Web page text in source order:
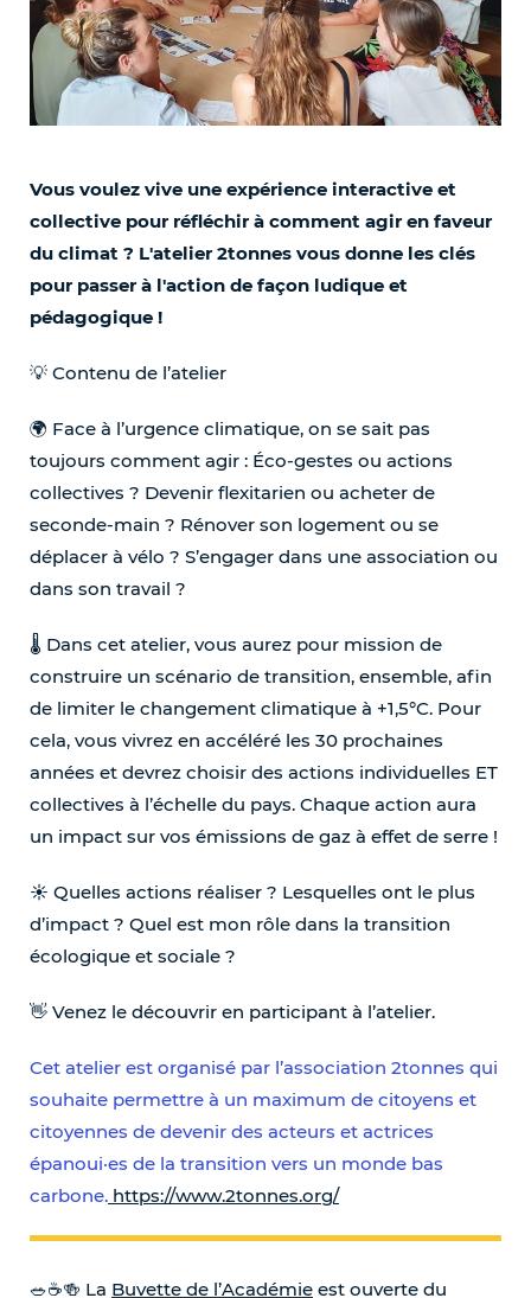
Vous voulez vive une expérience interactive et
collective pour réfléchir à comment agir en faveur
du climat ? L'atelier 2tonnes vous donne les clés
pour passer à l'action de façon ludique et
pédagogique !
💡 Contenu de l’atelier
🌍 Face à l’urgence climatique, on se sait pas
toujours comment agir : Éco-gestes ou actions
collectives ? Devenir flexitarien ou acheter de
seconde-main ? Rénover son logement ou se
déplacer à vélo ? S’engager dans une association ou
dans son travail ?
🌡️ Dans cet atelier, vous aurez pour mission de
construire un scénario de transition, ensemble, afin
de limiter le changement climatique à +1,5°C. Pour
cela, vous vivrez en accéléré les 30 prochaines
années et devrez choisir des actions individuelles ET
collectives à l’échelle du pays. Chaque action aura
un impact sur vos émissions de gaz à effet de serre !
☀️ Quelles actions réaliser ? Lesquelles ont le plus
d’impact ? Quel est mon rôle dans la transition
écologique et sociale ?
👋 Venez le découvrir en participant à l’atelier.
Cet atelier est organisé par l’association 2tonnes qui
souhaite permettre à un maximum de citoyens et
citoyennes de devenir des acteurs et actrices
épanoui·es de la transition vers un monde bas
carbone. https://www.2tonnes.org/
🥗☕️🍻 La Buvette de l’Académie est ouverte du